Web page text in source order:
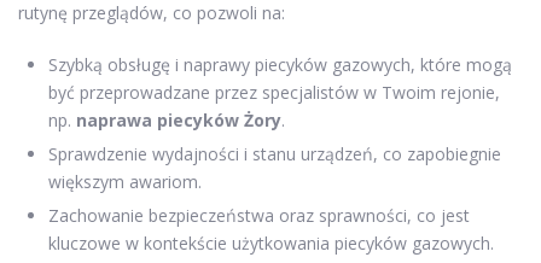
rutynę przeglądów, co pozwoli na:
Szybką obsługę i naprawy piecyków gazowych, które mogą
być przeprowadzane przez specjalistów w Twoim rejonie,
np. naprawa piecyków Żory.
Sprawdzenie wydajności i stanu urządzeń, co zapobiegnie
większym awariom.
Zachowanie bezpieczeństwa oraz sprawności, co jest
kluczowe w kontekście użytkowania piecyków gazowych.